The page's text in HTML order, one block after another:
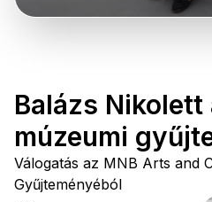
Balázs Nikolett
múzeumi
Válogatás az MNB Arts and
Gyűjteményéból